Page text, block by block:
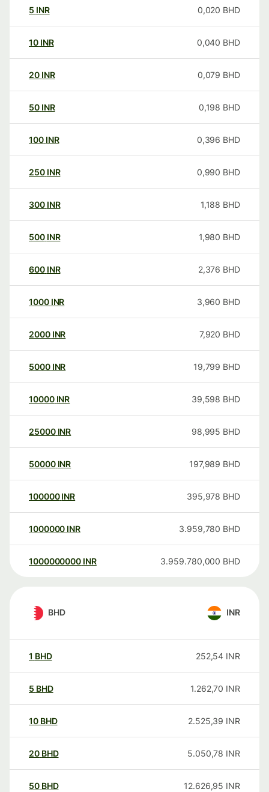
5 INR 0,020 BHD
10 INR 0,040 BHD
20 INR 0,079 BHD
50 INR 0,198 BHD
100 INR 0,396 BHD
250 INR 0,990 BHD
300 INR 1,188 BHD
500 INR 1,980 BHD
600 INR 2,376 BHD
1000 INR 3,960 BHD
2000 INR 7,920 BHD
5000 INR 19,799 BHD
10000 INR 39,598 BHD
25000 INR 98,995 BHD
50000 INR 197,989 BHD
100000 INR 395,978 BHD
1000000 INR 3.959,780 BHD
1000000000 INR 3.959.780,000 BHD
BHD INR
1 BHD 252,54 INR
5 BHD 1.262,70 INR
10 BHD 2.525,39 INR
20 BHD 5.050,78 INR
50 BHD 12.626,95 INR